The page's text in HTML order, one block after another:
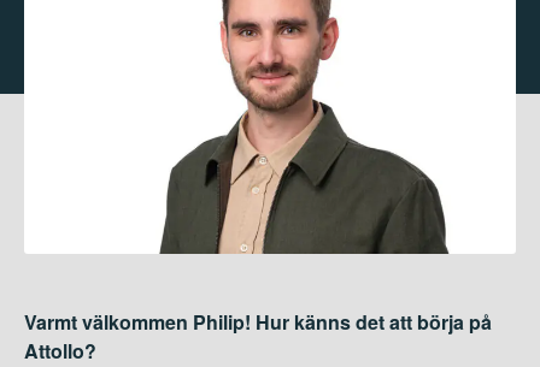
Varmt välkommen Philip! Hur känns det att börja på
Attollo?